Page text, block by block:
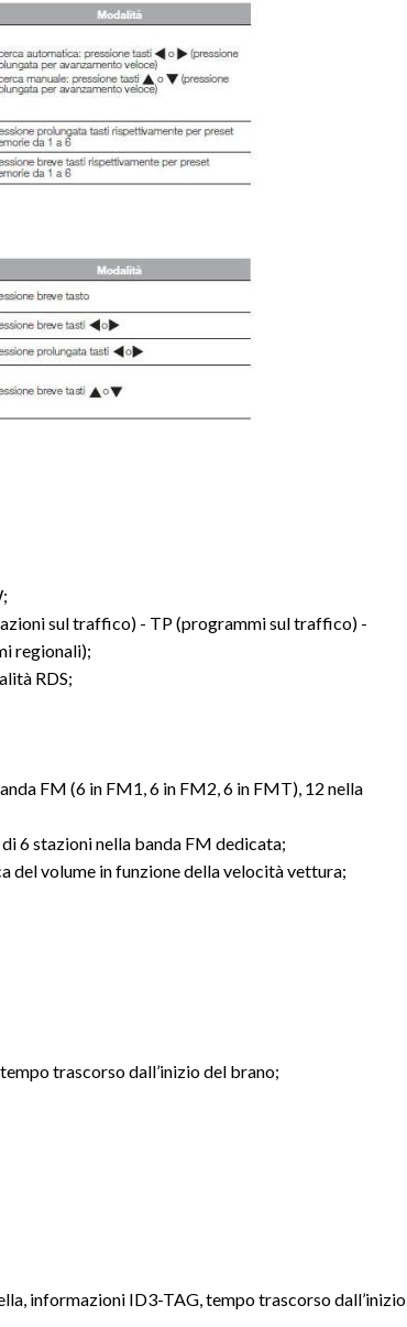
sul traffico) - TP (programmi sul traffico) -
regionali);
RDS;
FM (6 in FM1, 6 in FM2, 6 in FMT), 12 nella
6 stazioni nella banda FM dedicata;
del volume in funzione della velocità vettura;
trascorso dall’inizio del brano;
informazioni ID3-TAG, tempo trascorso dall’inizio